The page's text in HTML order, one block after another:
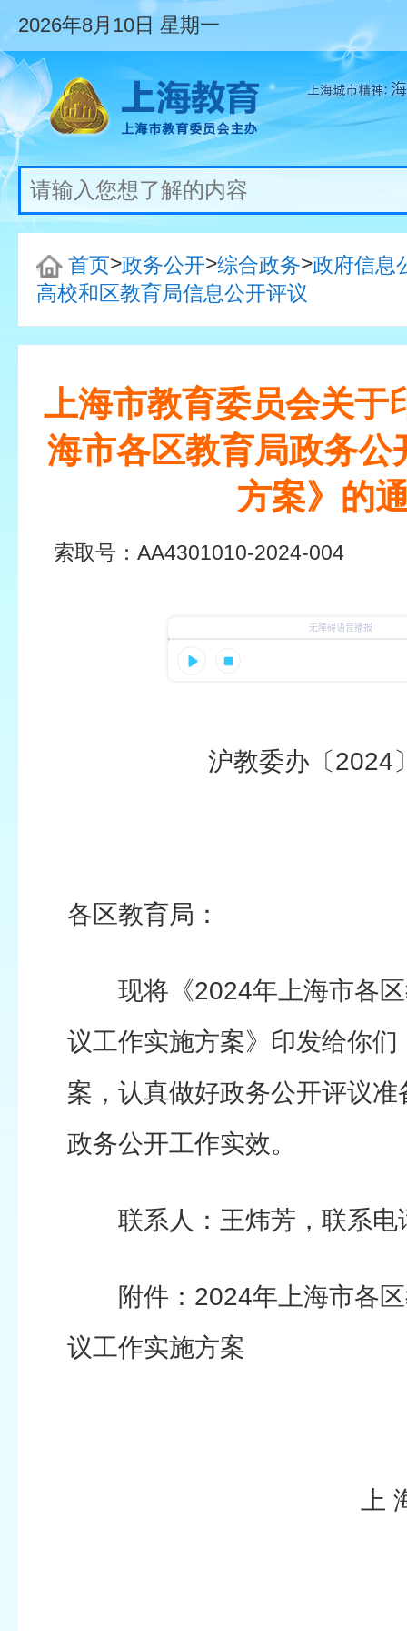
2026年8月10日 星期一
首页>政务公开>综合政务>政府信息
高校和区教育局信息公开评议
上海市教育委员会关于
海市各区教育局政务公
方案》的
索取号： AA4301010-2024-004发布
沪教委办〔2024
各区教育局：
现将《2024年上海市各区
议工作实施方案》印发给你们
案，认真做好政务公开评议
政务公开工作实效。
联系人：王炜芳，联系电
附件：2024年上海市各区
议工作实施方案
上 海